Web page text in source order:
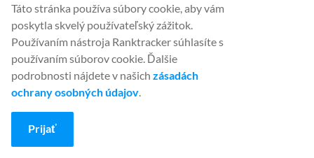
Español (Spanish)
Français (French)
Italiano (Italian)
日本語 (Japanese)
Nederlands (Nederlands)
Táto stránka používa súbory cookie, aby vám
poskytla skvelý používateľský zážitok.
Používaním nástroja Ranktracker súhlasíte s
používaním súborov cookie. Ďalšie
podrobnosti nájdete v našich zásadách
ochrany osobných údajov.
Prijať